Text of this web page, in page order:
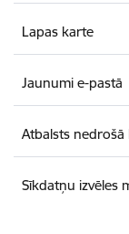
Lapas karte
Jaunumi e-pastā
Atbalsts nedrošā
Sīkdatņu izvēles